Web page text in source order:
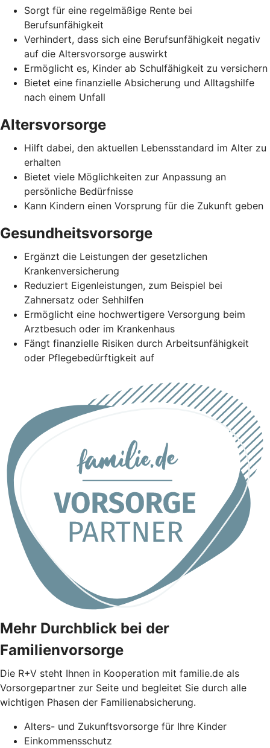
Sorgt für eine regelmäßige Rente bei
Berufsunfähigkeit
Verhindert, dass sich eine Berufsunfähigkeit negativ
auf die Altersvorsorge auswirkt
Ermöglicht es, Kinder ab Schulfähigkeit zu versichern
Bietet eine finanzielle Absicherung und Alltagshilfe
nach einem Unfall
Altersvorsorge
Hilft dabei, den aktuellen Lebensstandard im Alter zu
erhalten
Bietet viele Möglichkeiten zur Anpassung an
persönliche Bedürfnisse
Kann Kindern einen Vorsprung für die Zukunft geben
Gesundheitsvorsorge
Ergänzt die Leistungen der gesetzlichen
Krankenversicherung
Reduziert Eigenleistungen, zum Beispiel bei
Zahnersatz oder Sehhilfen
Ermöglicht eine hochwertigere Versorgung beim
Arztbesuch oder im Krankenhaus
Fängt finanzielle Risiken durch Arbeitsunfähigkeit
oder Pflegebedürftigkeit auf
Mehr Durchblick bei der
Familienvorsorge
Die R+V steht Ihnen in Kooperation mit familie.de als
Vorsorgepartner zur Seite und begleitet Sie durch alle
wichtigen Phasen der Familienabsicherung.
Alters- und Zukunftsvorsorge für Ihre Kinder
Einkommensschutz